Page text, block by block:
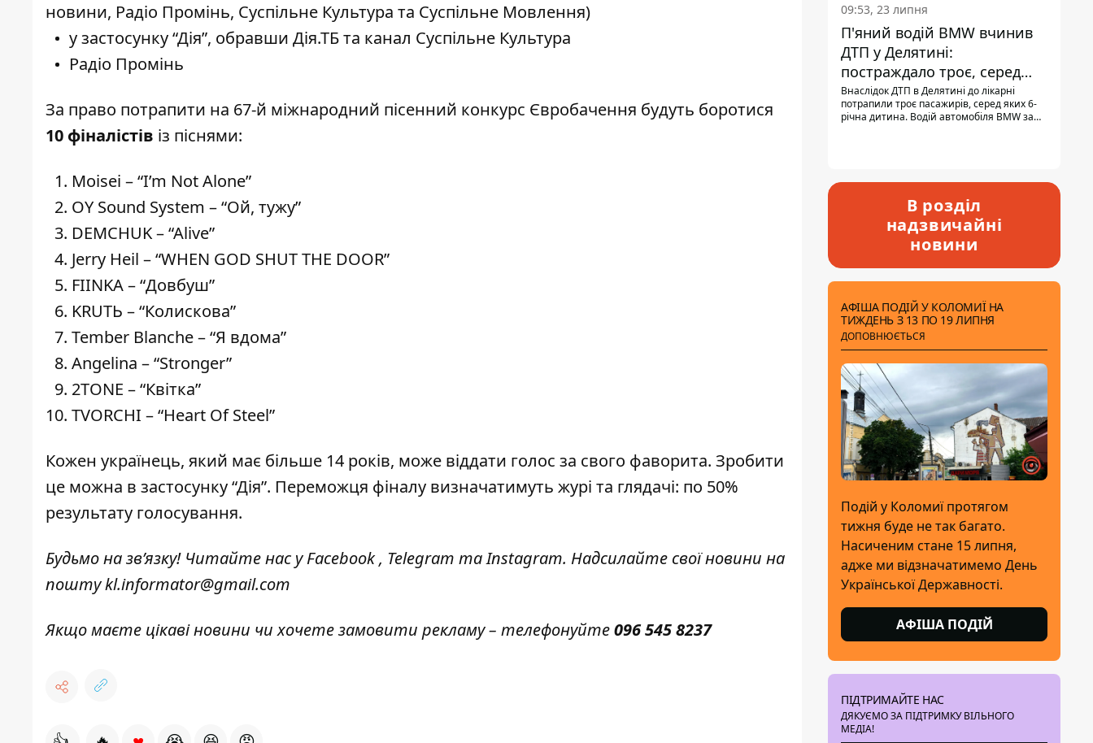
новини, Радіо Промінь, Суспільне Культура та Суспільне Мовлення)
у застосунку “Дія”, обравши Дія.ТБ та канал Суспільне Культура
Радіо Промінь
За право потрапити на 67-й міжнародний пісенний конкурс Євробачення будуть боротися
10 фіналістів із піснями:
Moisei – “I’m Not Alone”
OY Sound System – “Ой, тужу”
DEMCHUK – “Alive”
Jerry Heil – “WHEN GOD SHUT THE DOOR”
FIINKA – “Довбуш”
KRUTЬ – “Колискова”
Tember Blanche – “Я вдома”
Angelina – “Stronger”
2TONE – “Квітка”
TVORCHI – “Heart Of Steel”
Кожен українець, який має більше 14 років, може віддати голос за свого фаворита. Зробити
це можна в застосунку “Дія”. Переможця фіналу визначатимуть журі та глядачі: по 50%
результату голосування.
Будьмо на зв’язку! Читайте нас уFacebook, Telegram таInstagram. Надсилайте свої новини на
поштуkl.informator@gmail.com
Якщо маєте цікаві новини чи хочете замовити рекламу – телефонуйте096 545 8237
09:53, 23 липня
П'яний водій BMW вчинив
ДТП у Делятині:
постраждало троє, серед
них - дитина
Внаслідок ДТП в Делятині до лікарні
потрапили троє пасажирів, серед яких 6-
річна дитина. Водій автомобіля BMW за
В розділ
надзвичайні
новини
АФІША ПОДІЙ У КОЛОМИЇ НА
ТИЖДЕНЬ З 13 ПО 19 ЛИПНЯ
ДОПОВНЮЄТЬСЯ
Подій у Коломиї протягом
тижня буде не так багато.
Насиченим стане 15 липня,
адже ми відзначатимемо День
Української Державності.
АФІША ПОДІЙ
ПІДТРИМАЙТЕ НАС
ДЯКУЄМО ЗА ПІДТРИМКУ ВІЛЬНОГО
МЕДІА!